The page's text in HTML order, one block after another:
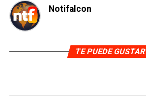
Notifalcon
TE PUEDE GUSTAR